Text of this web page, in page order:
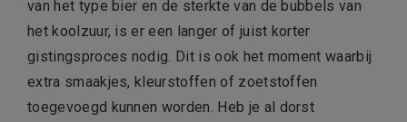
van het type bier en de sterkte van de bubbels van
het koolzuur, is er een langer of juist korter
gistingsproces nodig. Dit is ook het moment waarbij
extra smaakjes, kleurstoffen of zoetstoffen
toegevoegd kunnen worden. Heb je al dorst